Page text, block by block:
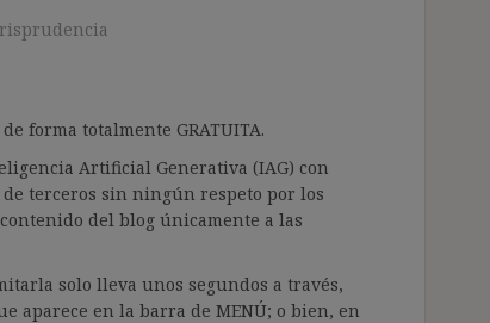
forma totalmente GRATUITA.
Artificial Generativa (IAG) con
terceros sin ningún respeto por los
del blog únicamente a las
solo lleva unos segundos a través,
aparece en la barra de MENÚ; o bien, en